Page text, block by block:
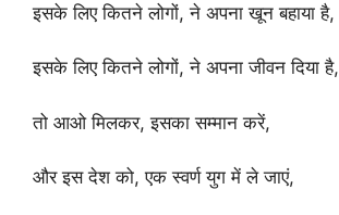
इसके लिए कितने लोगों, ने अपना खून बहाया है,
इसके लिए कितने लोगों, ने अपना जीवन दिया है,
तो आओ मिलकर, इसका सम्मान करें,
और इस देश को, एक स्वर्ण युग में ले जाएं,